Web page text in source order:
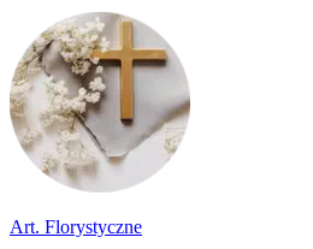
Art. Florystyczne